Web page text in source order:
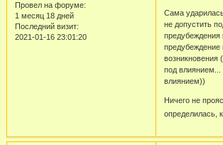
Провел на форуме:
1 месяц 18 дней
Последний визит:
2021-01-16 23:01:20
Сама
не допустить
предубеждения
предубеждение
возникновения
под влиянием...
влиянием))
Ничего не
определилась,